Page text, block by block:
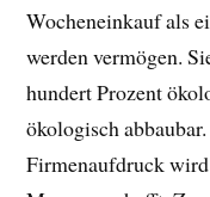
Wocheneinkauf als
werden vermögen.
hundert Prozent
ökologisch
Firmenaufdruck